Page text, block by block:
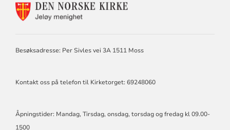
KONTAKTINFORMASJON
Besøksadresse: Per Sivles vei 3A 1511 Moss
Kontakt oss på telefon til Kirketorget: 69248060
Åpningstider: Mandag, Tirsdag, onsdag, torsdag og fredag kl 09.00-
1500